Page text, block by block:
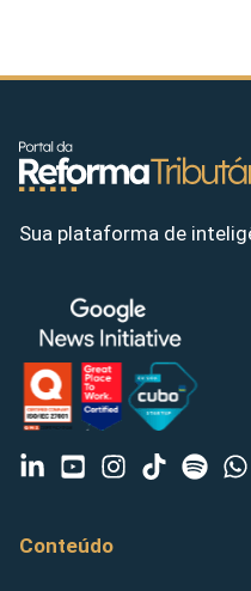
Sua plataforma de
Conteúdo